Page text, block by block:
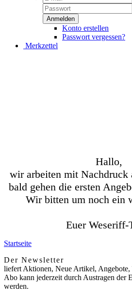
Konto erstellen
Passwort vergessen?
Merkzettel
Hallo,
wir arbeiten mit Nachdruck
bald gehen die ersten
Wir bitten um noch ein
Euer Weseriff-
Startseite
Der Newsletter
liefert Aktionen, Neue Artikel,
Abo kann jederzeit durch Austragen der
werden.